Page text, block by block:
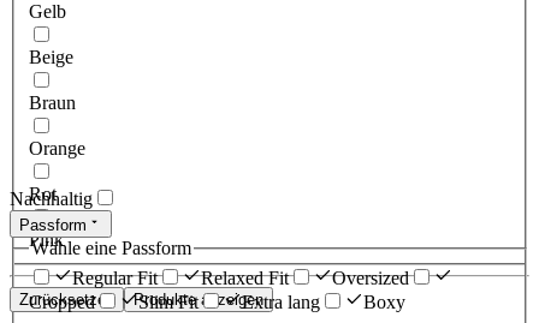
Gelb
Beige
Braun
Orange
Rot
Pink
Zurücksetzen Produkte anzeigen
Nachhaltig
Passform
Wähle eine Passform
Regular Fit
Relaxed Fit
Oversized
Cropped
Slim Fit Extra lang Boxy